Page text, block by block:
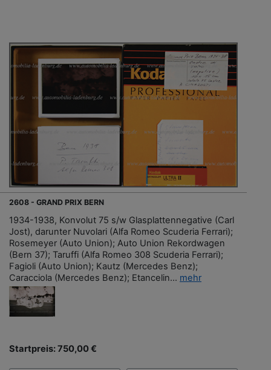
2608 - GRAND PRIX BERN
1934-1938, Konvolut 75 s/w Glasplattennegative (Carl
Jost), darunter Nuvolari (Alfa Romeo Scuderia Ferrari);
Rosemeyer (Auto Union); Auto Union Rekordwagen
(Bern 37); Taruffi (Alfa Romeo 308 Scuderia Ferrari);
Fagioli (Auto Union); Kautz (Mercedes Benz);
Caracciola (Mercedes Benz); Etancelin... mehr
Startpreis: 750,00 €